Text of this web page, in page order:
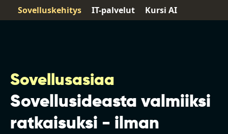
Sovelluskehitys IT-palvelut Kursi AI
Sovellusasiaa
Sovellusideasta valmiiksi
ratkaisuksi - ilman